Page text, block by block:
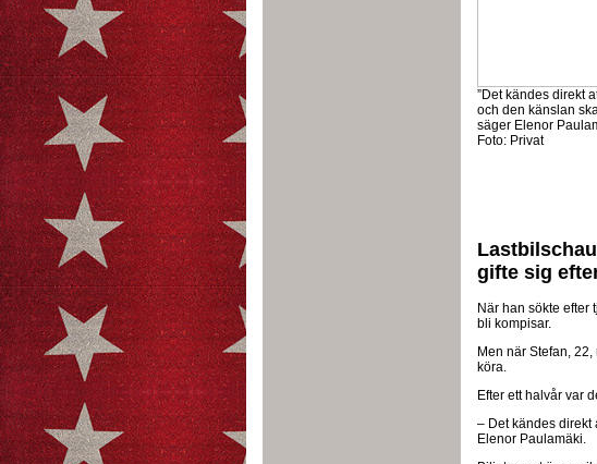
”Det kändes direkt
och den känslan
säger Elenor
Foto: Privat
gifte sig
När han sökte efter
bli kompisar.
Men när Stefan,
köra.
Efter ett halvår var
– Det kändes direkt
Elenor Paulamäki.